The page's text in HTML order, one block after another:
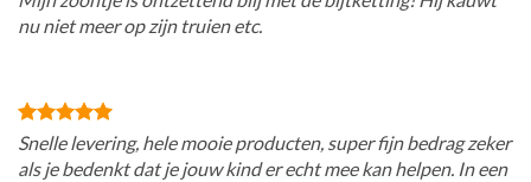
nu niet meer op zijn truien etc.
Snelle levering, hele mooie producten, super fijn bedrag zeker
als je bedenkt dat je jouw kind er echt mee kan helpen. In een